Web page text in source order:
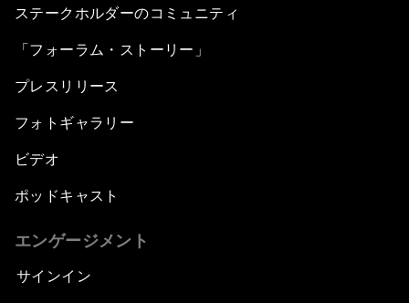
ステークホルダーのコミュニティ
「フォーラム・ストーリー」
プレスリリース
フォトギャラリー
ビデオ
ポッドキャスト
エンゲージメント
サインイン